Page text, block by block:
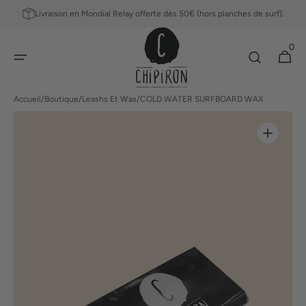
PASSERLivraison en Mondial Relay offerte dès 50€ (hors planches de surf).
Panier
0
0 article
Accueil/Boutique/Leashs Et Wax/COLD WATER SURFBOARD WAX